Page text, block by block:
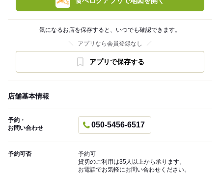
気になるお店を保存すると、いつでも確認できます。
アプリなら会員登録なし
アプリで保存する
店舗基本情報
予約・
お問い合わせ
050-5456-6517
予約可否
予約可
貸切のご利用は35人以上から承ります。
お電話でお気軽にお問い合わせください。